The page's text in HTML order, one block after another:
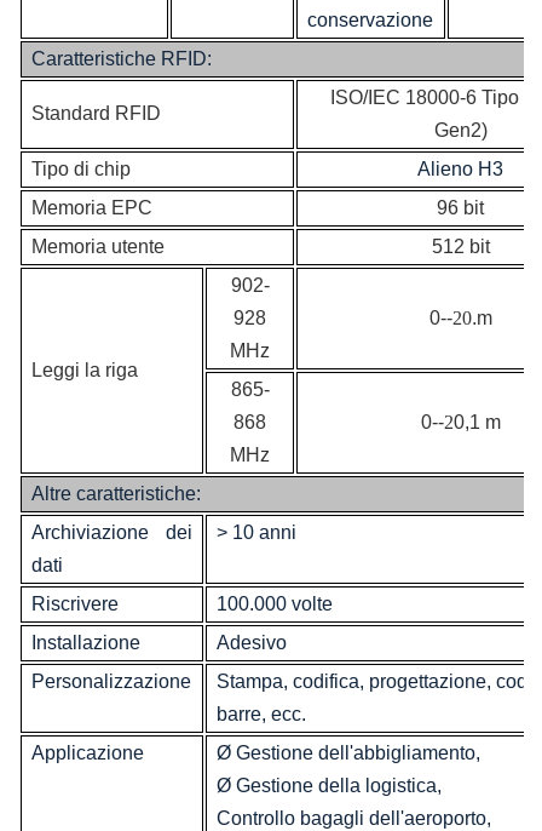
conservazione
Caratteristiche RFID:
Standard RFID
ISO/IEC 18000-6 Tipo
Gen2)
Tipo di chip
Alieno H3
Memoria EPC
96 bit
Memoria utente
512 bit
Leggi la riga
902-
928
MHz
0--20.m
865-
868
MHz
0--20,1 m
Altre caratteristiche:
Archiviazione dei
dati
> 10 anni
Riscrivere
100.000 volte
Installazione
Adesivo
Personalizzazione
Stampa, codifica, progettazione,
barre, ecc.
Applicazione
Ø Gestione dell'abbigliamento,
Ø Gestione della logistica,
Controllo bagagli dell'aeroporto,